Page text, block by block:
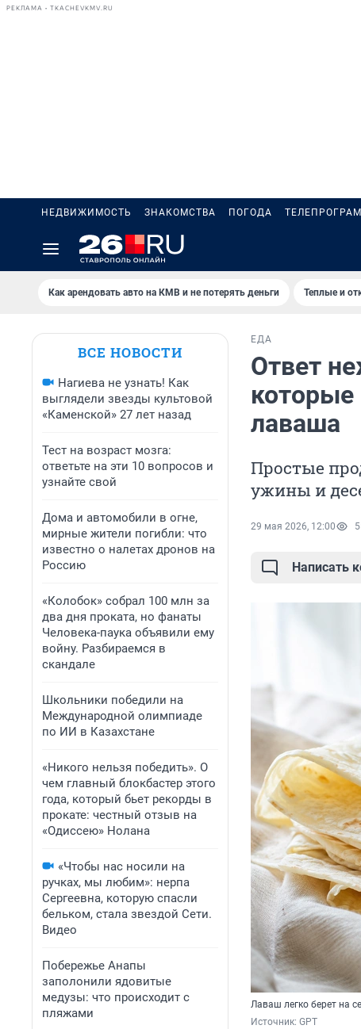
РЕКЛАМА • TKACHEVKMV.RU
НЕДВИЖИМОСТЬ ЗНАКОМСТВА ПОГОДА
Как арендовать авто на КМВ и не потерять деньги Теплые и
ВСЕ НОВОСТИ
Нагиева не узнать! Как
выглядели звезды культовой
«Каменской» 27 лет назад
Тест на возраст мозга:
ответьте на эти 10 вопросов и
узнайте свой
Дома и автомобили в огне,
мирные жители погибли: что
известно о налетах дронов на
Россию
«Колобок» собрал 100 млн за
два дня проката, но фанаты
Человека-паука объявили ему
войну. Разбираемся в
скандале
Школьники победили на
Международной олимпиаде
по ИИ в Казахстане
«Никого нельзя победить». О
чем главный блокбастер этого
года, который бьет рекорды в
прокате: честный отзыв на
«Одиссею» Нолана
«Чтобы нас носили на
ручках, мы любим»: нерпа
Сергеевна, которую спасли
бельком, стала звездой Сети.
Видео
Побережье Анапы
заполонили ядовитые
медузы: что происходит с
пляжами
ЕДА
Ответ
лаваша
Простые
ужины и
29 мая 2026, 12:00
Написать
Лаваш легко берет на
Источник: GPT